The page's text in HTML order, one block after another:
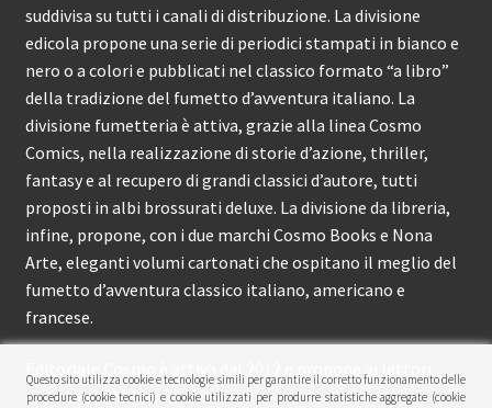
suddivisa su tutti i canali di distribuzione. La divisione
edicola propone una serie di periodici stampati in bianco e
nero o a colori e pubblicati nel classico formato “a libro”
della tradizione del fumetto d’avventura italiano. La
divisione fumetteria è attiva, grazie alla linea Cosmo
Comics, nella realizzazione di storie d’azione, thriller,
fantasy e al recupero di grandi classici d’autore, tutti
proposti in albi brossurati deluxe. La divisione da libreria,
infine, propone, con i due marchi Cosmo Books e Nona
Arte, eleganti volumi cartonati che ospitano il meglio del
fumetto d’avventura classico italiano, americano e
francese.
Editoriale Cosmo è attiva dal 2012 e propone ai lettori
circa 150 pubblicazioni l’anno.
Questo sito utilizza cookie e tecnologie simili per garantire il corretto funzionamento delle
procedure (cookie tecnici) e cookie utilizzati per produrre statistiche aggregate (cookie